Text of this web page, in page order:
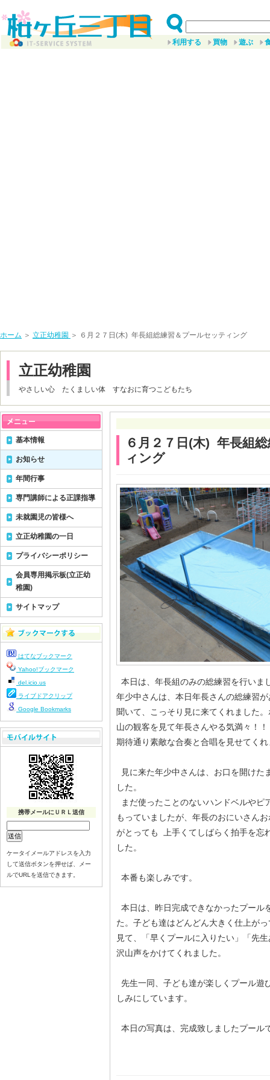
利用する 買物 遊ぶ
ホーム ＞ 立正幼稚園 ＞ ６月２７日(木) 年長組総練習＆プールセッティング
立正幼稚園
やさしい心 たくましい体 すなおに育つこどもたち
６月２７日(木) 年長組
ィング
本日は、年長組のみの総練習を行いま
年少中さんは、本日年長さんの総練習
聞いて、こっそり見に来てくれました
山の観客を見て年長さんやる気満々！！
期待通り素敵な合奏と合唱を見せてく
見に来た年少中さんは、お口を開けた
した。
まだ使ったことのないハンドベルやピ
もっていましたが、年長のおにいさん
がとっても 上手くてしばらく拍手を忘
した。
本番も楽しみです。
本日は、昨日完成できなかったプール
た。子ども達はどんどん大きく仕上が
見て、「早くプールに入りたい」「先
沢山声をかけてくれました。
先生一同、子ども達が楽しくプール遊
しみにしています。
本日の写真は、完成致しましたプール
基本情報
お知らせ
年間行事
専門講師による正課指導
未就園児の皆様へ
立正幼稚園の一日
プライバシーポリシー
会員専用掲示板(立正幼
稚園)
サイトマップ
はてなブックマーク
Yahoo!ブックマーク
del.icio.us
ライブドアクリップ
Google Bookmarks
携帯メールにＵＲＬ送信
ケータイメールアドレスを入力
して送信ボタンを押せば、メー
ルでURLを送信できます。